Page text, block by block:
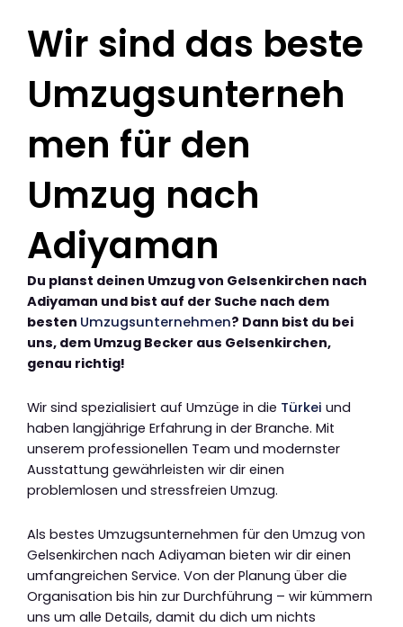
Wir sind das beste
Umzugsunterneh
men für den
Umzug nach
Adiyaman
Du planst deinen Umzug von Gelsenkirchen nach
Adiyaman und bist auf der Suche nach dem
besten Umzugsunternehmen? Dann bist du bei
uns, dem Umzug Becker aus Gelsenkirchen,
genau richtig!
Wir sind spezialisiert auf Umzüge in die Türkei und
haben langjährige Erfahrung in der Branche. Mit
unserem professionellen Team und modernster
Ausstattung gewährleisten wir dir einen
problemlosen und stressfreien Umzug.
Als bestes Umzugsunternehmen für den Umzug von
Gelsenkirchen nach Adiyaman bieten wir dir einen
umfangreichen Service. Von der Planung über die
Organisation bis hin zur Durchführung – wir kümmern
uns um alle Details, damit du dich um nichts